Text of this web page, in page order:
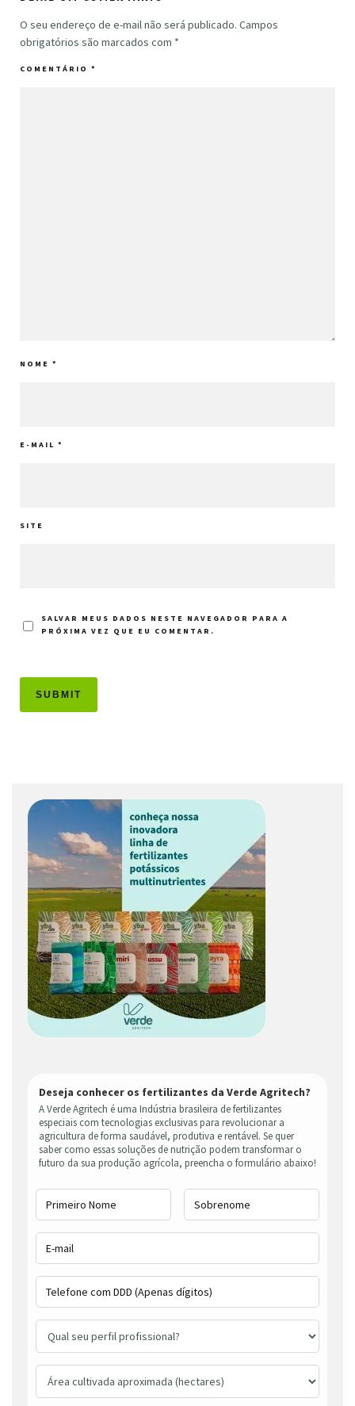
O seu endereço de e-mail não será publicado. Campos
obrigatórios são marcados com *
COMENTÁRIO *
NOME *
E-MAIL *
SITE
SALVAR MEUS DADOS NESTE NAVEGADOR PARA A
PRÓXIMA VEZ QUE EU COMENTAR.
Deseja conhecer os fertilizantes da Verde Agritech?
A Verde Agritech é uma Indústria brasileira de fertilizantes
especiais com tecnologias exclusivas para revolucionar a
agricultura de forma saudável, produtiva e rentável. Se quer
saber como essas soluções de nutrição podem transformar o
futuro da sua produção agrícola, preencha o formulário abaixo!